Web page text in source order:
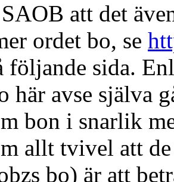
att det
ordet bo, se
följande sida.
här avse själva
bon i snarlik
allt tvivel att
bo) är att